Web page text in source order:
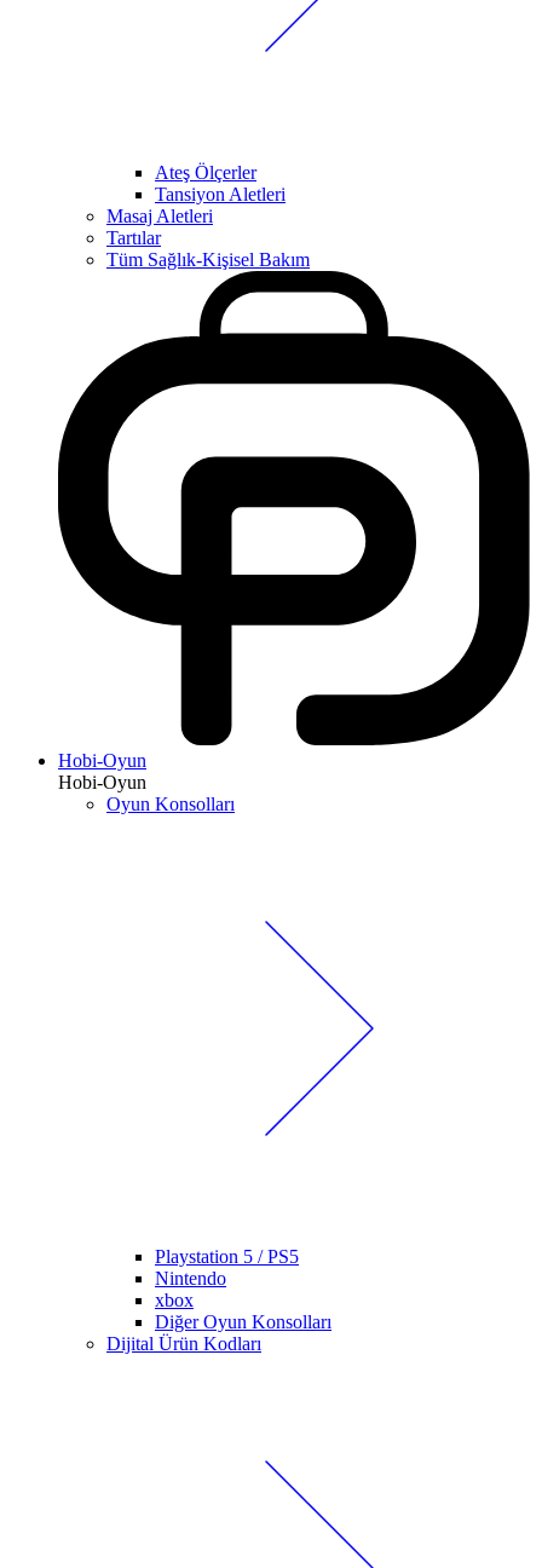
Ateş Ölçerler
Tansiyon Aletleri
Masaj Aletleri
Tartılar
Tüm Sağlık-Kişisel Bakım
Hobi-Oyun
Hobi-Oyun
Oyun Konsolları
Playstation 5 / PS5
Nintendo
xbox
Diğer Oyun Konsolları
Dijital Ürün Kodları